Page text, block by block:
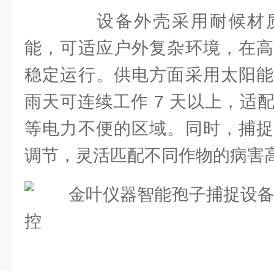
设备外壳采用耐候材
能，可适应户外复杂环境，在
稳定运行。供电方面采用太阳
雨天可连续工作 7 天以上，适
等电力不便的区域。同时，捕
调节，灵活匹配不同作物的病害